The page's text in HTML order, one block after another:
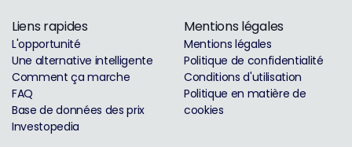
Liens rapides
L'opportunité
Une alternative intelligente
Comment ça marche
FAQ
Base de données des prix
Investopedia
Mentions légales
Mentions légales
Politique de confidentialité
Conditions d'utilisation
Politique en matière de
cookies